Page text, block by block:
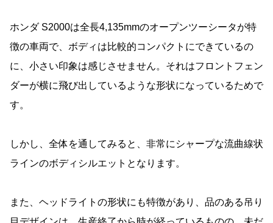
ホンダ S2000は全長4,135mmのオープンツーシータが特
徴の車両で、ボディは比較的コンパクトにできているの
に、小さい印象は感じさせません。それはフロントフェン
ダーが横に飛び出しているような形状になっているためで
す。
しかし、全体を通してみると、非常にシャープな流曲線状
ラインのボディシルエットとなります。
また、ヘッドライトの形状にも特徴があり、品のある吊り